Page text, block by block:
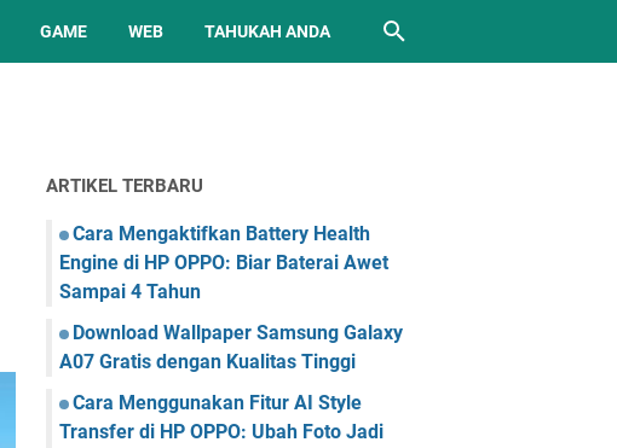
GAME WEB TAHUKAH ANDA
ARTIKEL TERBARU
Cara Mengaktifkan Battery Health
Engine di HP OPPO: Biar Baterai Awet
Sampai 4 Tahun
Download Wallpaper Samsung Galaxy
A07 Gratis dengan Kualitas Tinggi
Cara Menggunakan Fitur AI Style
Transfer di HP OPPO: Ubah Foto Jadi